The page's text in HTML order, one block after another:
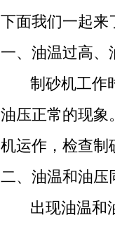
下面我们一起来
一、油温过高、
制砂机工作时
油压正常的现象
机运作，检查制
二、油温和油压
出现油温和油